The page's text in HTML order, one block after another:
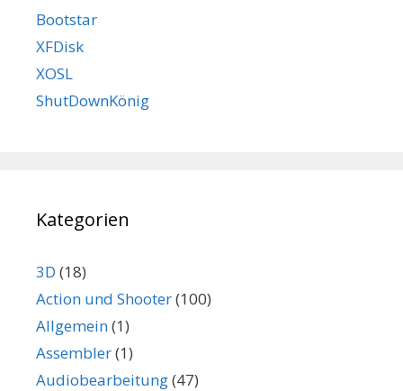
Bootstar
XFDisk
XOSL
ShutDownKönig
Kategorien
3D (18)
Action und Shooter(100)
Allgemein(1)
Assembler(1)
Audiobearbeitung(47)